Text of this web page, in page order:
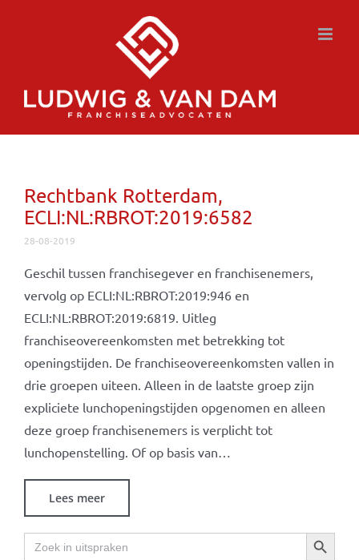
Rechtbank Rotterdam,
ECLI:NL:RBROT:2019:6582
28-08-2019
Geschil tussen franchisegever en franchisenemers,
vervolg op ECLI:NL:RBROT:2019:946 en
ECLI:NL:RBROT:2019:6819. Uitleg
franchiseovereenkomsten met betrekking tot
openingstijden. De franchiseovereenkomsten vallen in
drie groepen uiteen. Alleen in de laatste groep zijn
expliciete lunchopeningstijden opgenomen en alleen
deze groep franchisenemers is verplicht tot
lunchopenstelling. Of op basis van…
Lees meer
Zoek
naar:
Zoekknop